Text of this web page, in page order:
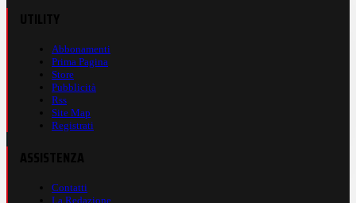
Abbonamenti
Prima Pagina
Store
Pubblicità
Rss
Site Map
Registrati
Contatti
La Redazione